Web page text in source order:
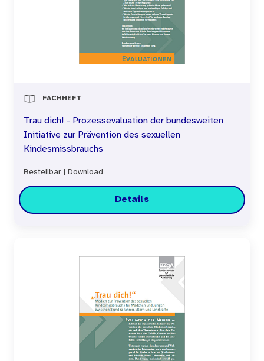
FACHHEFT
Trau dich! - Prozessevaluation der bundesweiten
Initiative zur Prävention des sexuellen
Kindesmissbrauchs
Bestellbar Download
Details